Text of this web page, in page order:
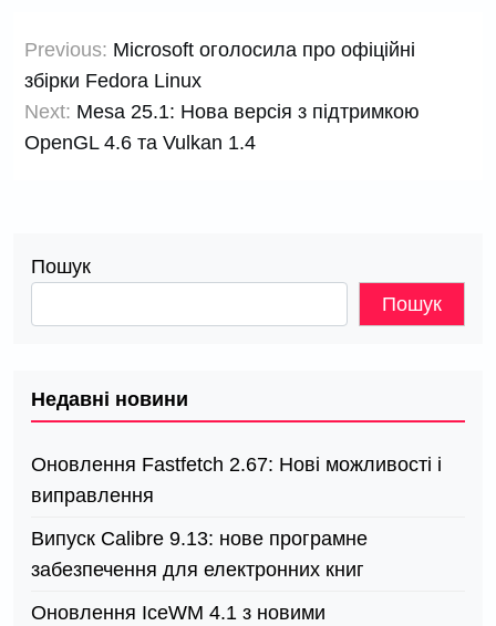
записів
Previous: Microsoft оголосила про офіційні
збірки Fedora Linux
Next: Mesa 25.1: Нова версія з підтримкою
OpenGL 4.6 та Vulkan 1.4
Пошук
Пошук
Недавні новини
Оновлення Fastfetch 2.67: Нові можливості і
виправлення
Випуск Calibre 9.13: нове програмне
забезпечення для електронних книг
Оновлення IceWM 4.1 з новими